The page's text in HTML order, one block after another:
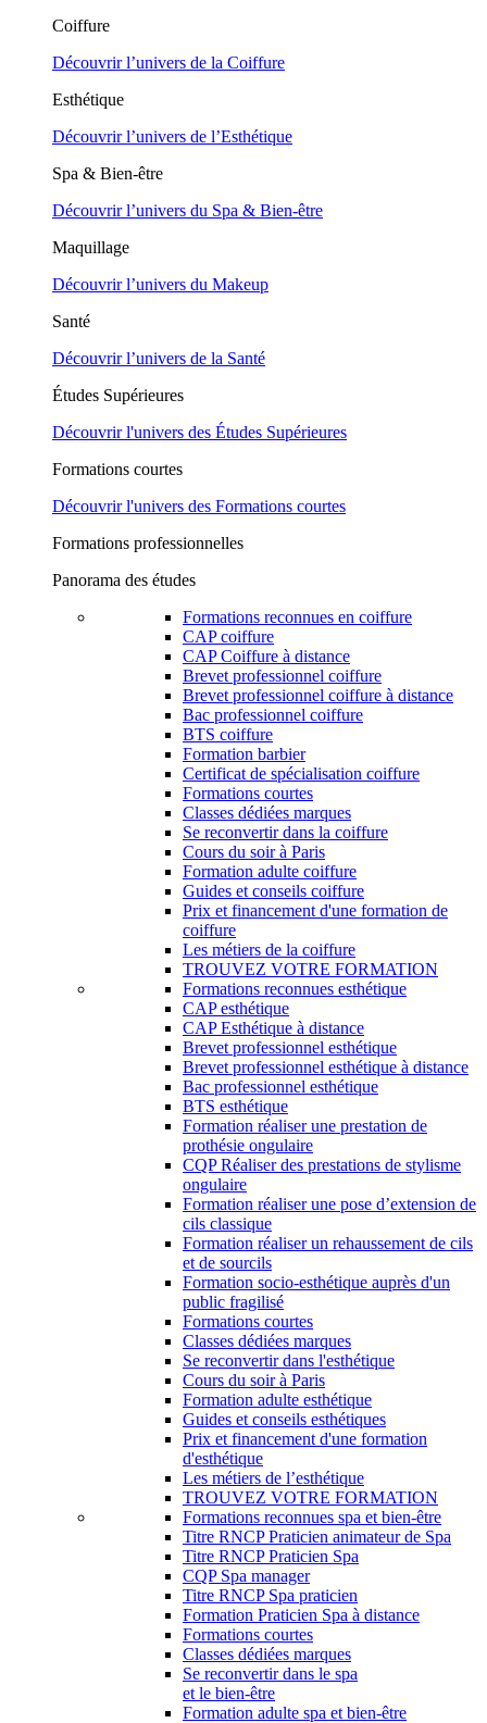
Coiffure
Découvrir l’univers de la Coiffure
Esthétique
Découvrir l’univers de l’Esthétique
Spa & Bien-être
Découvrir l’univers du Spa & Bien-être
Maquillage
Découvrir l’univers du Makeup
Santé
Découvrir l’univers de la Santé
Études Supérieures
Découvrir l'univers des Études Supérieures
Formations courtes
Découvrir l'univers des Formations courtes
Formations professionnelles
Panorama des études
Formations reconnues en coiffure
CAP coiffure
CAP Coiffure à distance
Brevet professionnel coiffure
Brevet professionnel coiffure à distance
Bac professionnel coiffure
BTS coiffure
Formation barbier
Certificat de spécialisation coiffure
Formations courtes
Classes dédiées marques
Se reconvertir dans la coiffure
Cours du soir à Paris
Formation adulte coiffure
Guides et conseils coiffure
Prix et financement d'une formation de
coiffure
Les métiers de la coiffure
TROUVEZ VOTRE FORMATION
Formations reconnues esthétique
CAP esthétique
CAP Esthétique à distance
Brevet professionnel esthétique
Brevet professionnel esthétique à distance
Bac professionnel esthétique
BTS esthétique
Formation réaliser une prestation de
prothésie ongulaire
CQP Réaliser des prestations de stylisme
ongulaire
Formation réaliser une pose d’extension de
cils classique
Formation réaliser un rehaussement de cils
et de sourcils
Formation socio-esthétique auprès d'un
public fragilisé
Formations courtes
Classes dédiées marques
Se reconvertir dans l'esthétique
Cours du soir à Paris
Formation adulte esthétique
Guides et conseils esthétiques
Prix et financement d'une formation
d'esthétique
Les métiers de l’esthétique
TROUVEZ VOTRE FORMATION
Formations reconnues spa et bien-être
Titre RNCP Praticien animateur de Spa
Titre RNCP Praticien Spa
CQP Spa manager
Titre RNCP Spa praticien
Formation Praticien Spa à distance
Formations courtes
Classes dédiées marques
Se reconvertir dans le spa
et le bien-être
Formation adulte spa et bien-être